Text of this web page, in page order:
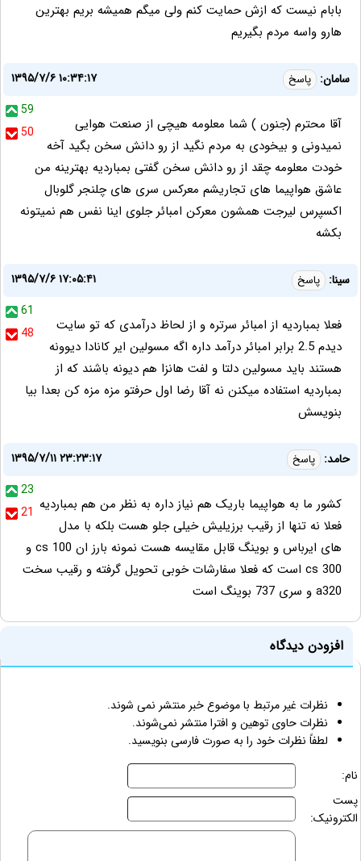
بابام نیست که ازش حمایت کنم ولی میگم همیشه بریم بهترین
هارو واسه مردم بگیریم
سامان: پاسخ
۱۳۹۵/۷/۶ ۱۰:۳۴:۱۷
59
50
آقا محترم (جنون ) شما معلومه هیچی از صنعت هوایی
نمیدونی و بیخودی به مردم نگید از رو دانش سخن بگید آخه
خودت معلومه چقد از رو دانش سخن گفتی بمباردیه بهترینه من
عاشق هواپیما های تجاریشم معرکس سری های چلنجر گلوبال
اکسپرس لیرجت همشون معرکن امبائر جلوی اینا نفس هم نمیتونه
بکشه
سینا: پاسخ
۱۳۹۵/۷/۶ ۱۷:۰۵:۴۱
61
48
فعلا بمباردیه از امبائر سرتره و از لحاظ درآمدی که تو سایت
دیدم 2.5 برابر امبائر درآمد داره اگه مسولین ایر کانادا دیوونه
هستند باید مسولین دلتا و لفت هانزا هم دیونه باشند که از
بمباردیه استفاده میکنن نه آقا رضا اول حرفتو مزه مزه کن بعدا بیا
بنویسش
حامد: پاسخ
۱۳۹۵/۷/۱۱ ۲۳:۲۳:۱۷
23
21 کشور ما به هواپیما باریک هم نیاز داره به نظر من هم بمباردیه
فعلا نه تنها از رقیب برزیلیش خیلی جلو هست بلکه با مدل
های ایرباس و بوینگ قابل مقایسه هست نمونه بارز ان cs 100 و
cs 300 است که فعلا سفارشات خوبی تحویل گرفته و رقیب سخت
a320 و سری 737 بوینگ است
افزودن دیدگاه
نظرات غیر مرتبط با موضوع خبر منتشر نمی شوند.
نظرات حاوی توهین و افترا منتشر نمی‌شوند.
لطفاً نظرات خود را به صورت فارسی بنویسید.
نام:
پست
الکترونیک: